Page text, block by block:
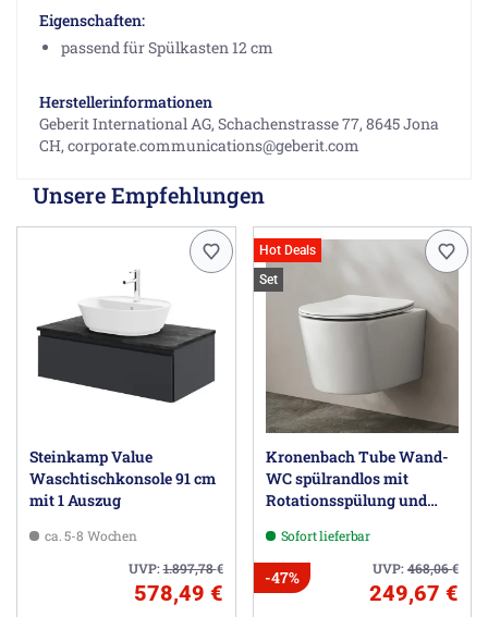
Eigenschaften:
passend für Spülkasten 12 cm
Herstellerinformationen
Geberit International AG, Schachenstrasse 77, 8645 Jona
CH, corporate.communications@geberit.com
Unsere Empfehlungen
Steinkamp Value
Waschtischkonsole 91 cm
mit 1 Auszug
ca. 5-8 Wochen
UVP:1.897,78€
578,49 €
Hot Deals
Set
Kronenbach Tube Wand-
WC spülrandlos mit
Rotationsspülung und
Sofort lieferbar
UVP:468,06€
-47%
249,67 €